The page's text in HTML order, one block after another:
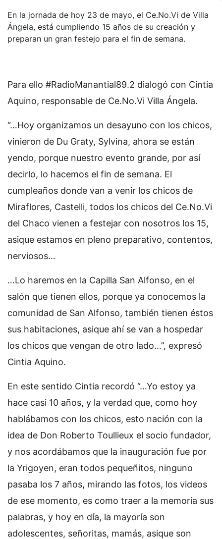
En la jornada de hoy 23 de mayo, el Ce.No.Vi de Villa
Ángela, está cumpliendo 15 años de su creación y
preparan un gran festejo para el fin de semana.
Para ello #RadioManantial89.2 dialogó con Cintia
Aquino, responsable de Ce.No.Vi Villa Ángela.
“…Hoy organizamos un desayuno con los chicos,
vinieron de Du Graty, Sylvina, ahora se están
yendo, porque nuestro evento grande, por así
decirlo, lo hacemos el fin de semana. El
cumpleaños donde van a venir los chicos de
Miraflores, Castelli, todos los chicos del Ce.No.Vi
del Chaco vienen a festejar con nosotros los 15,
asique estamos en pleno preparativo, contentos,
nerviosos…
…Lo haremos en la Capilla San Alfonso, en el
salón que tienen ellos, porque ya conocemos la
comunidad de San Alfonso, también tienen éstos
sus habitaciones, asique ahí se van a hospedar
los chicos que vengan de otro lado…”, expresó
Cintia Aquino.
En este sentido Cintia recordó “…Yo estoy ya
hace casi 10 años, y la verdad que, como hoy
hablábamos con los chicos, esto nación con la
idea de Don Roberto Toullieux el socio fundador,
y nos acordábamos que la inauguración fue por
la Yrigoyen, eran todos pequeñitos, ninguno
pasaba los 7 años, mirando las fotos, los videos
de ese momento, es como traer a la memoria sus
palabras, y hoy en día, la mayoría son
adolescentes, señoritas, mamás, asique son